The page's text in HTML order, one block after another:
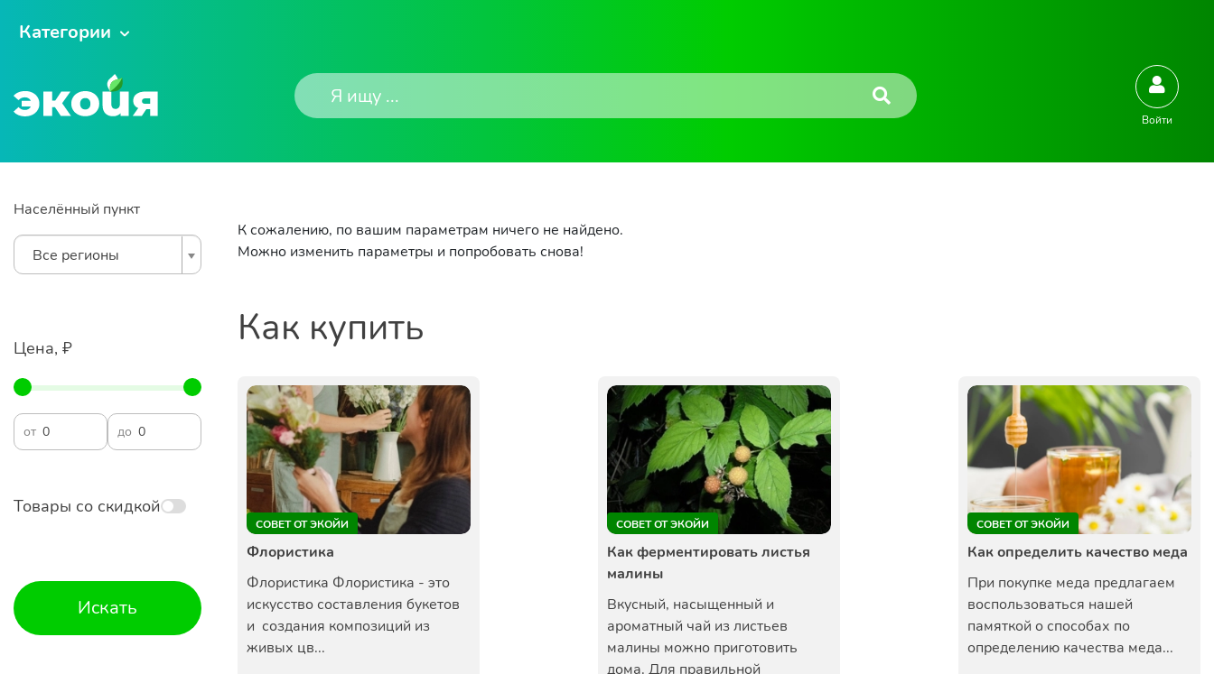
Категории
Войти
Населённый пункт
Все регионы
Цена, ₽
от до
Товары со скидкой
Искать
К сожалению, по вашим параметрам ничего не найдено.
Можно изменить параметры и попробовать снова!
Как купить
СОВЕТ ОТ ЭКОЙИ
Флористика
Флористика Флористика - это
искусство составления букетов
и создания композиций из
живых цв...
СОВЕТ ОТ ЭКОЙИ
Как ферментировать листья
малины
Вкусный, насыщенный и
ароматный чай из листьев
малины можно приготовить
дома. Для правильной
СОВЕТ ОТ ЭКОЙИ
Как определить качество меда
При покупке меда предлагаем
воспользоваться нашей
памяткой о способах по
определению качества меда...